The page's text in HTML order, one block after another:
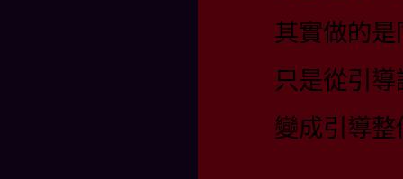
其實做的
只是從引
變成引導